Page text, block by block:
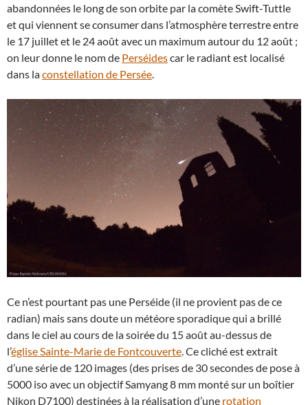
abandonnées le long de son orbite par la comète Swift-Tuttle
et qui viennent se consumer dans l’atmosphère terrestre entre
le 17 juillet et le 24 août avec un maximum autour du 12 août ;
on leur donne le nom de Perséidescar le radiant est localisé
dans laconstellation de Persée
Ce n’est pourtant pas une Perséide (il ne provient pas de ce
radian) mais sans doute un météore sporadique qui a brillé
dans le ciel au cours de la soirée du 15 août au-dessus de
l’église Sainte-Marie de Fontcouverte. Ce cliché est extrait
d’une série de 120 images (des prises de 30 secondes de pose à
5000 iso avec un objectif Samyang 8 mm monté sur un boîtier
Nikon D7100) destinées à la réalisation d’une rotation